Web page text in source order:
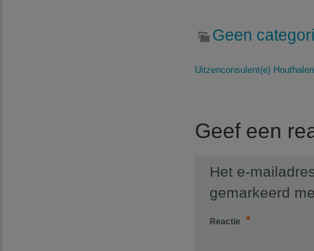
Geen
Uitzenconsulent(e)
Geef een
Het e-
gemarkeerd
Reactie *